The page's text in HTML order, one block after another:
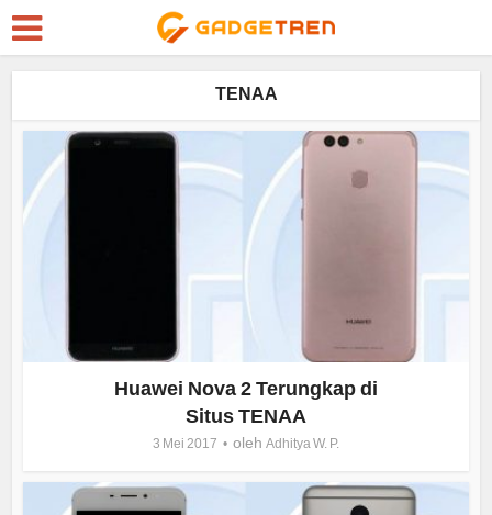
TENAA
Huawei Nova 2 Terungkap di
Situs TENAA
3 Mei 2017 oleh Adhitya W. P.